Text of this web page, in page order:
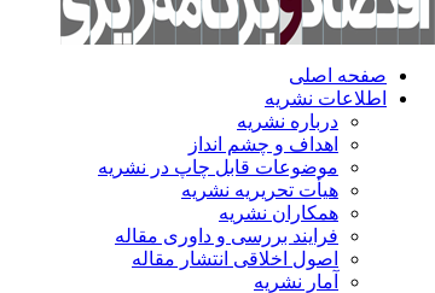
صفحه اصلی
اطلاعات نشریه
درباره نشریه
اهداف و چشم انداز
موضوعات قابل چاپ در نشریه
هیأت تحریریه نشریه
همکاران نشریه
فرایند بررسی و داوری مقاله
اصول اخلاقی انتشار مقاله
آمار نشریه